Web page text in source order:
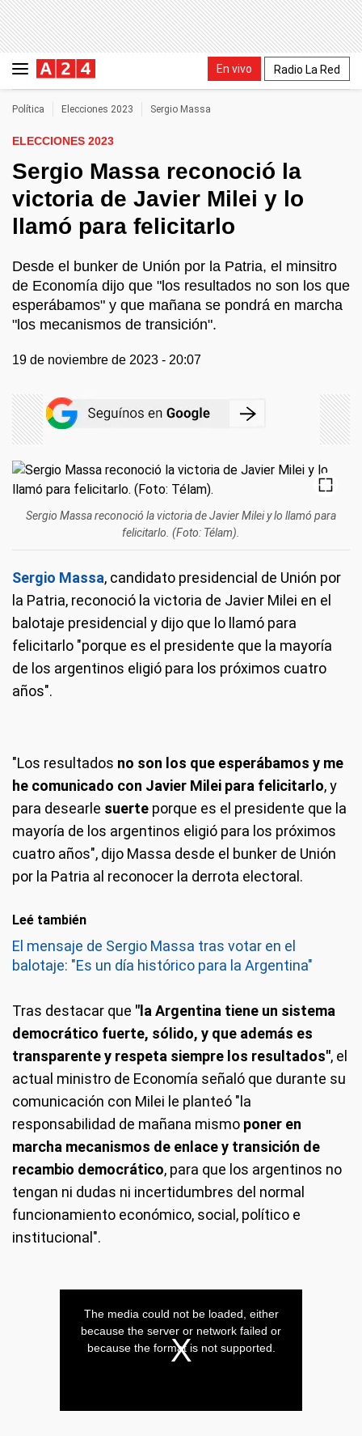
En vivo Radio La Red
Política Elecciones 2023 Sergio Massa
ELECCIONES 2023
Sergio Massa reconoció la
victoria de Javier Milei y lo
llamó para felicitarlo
Desde el bunker de Unión por la Patria, el minsitro
de Economía dijo que "los resultados no son los que
esperábamos" y que mañana se pondrá en marcha
"los mecanismos de transición".
19 de noviembre de 2023 - 20:07
Sergio Massa reconoció la victoria de Javier Milei y lo llamó para
felicitarlo. (Foto: Télam).
Sergio Massa, candidato presidencial de Unión por
la Patria, reconoció la victoria de Javier Milei en el
balotaje presidencial y dijo que lo llamó para
felicitarlo "porque es el presidente que la mayoría
de los argentinos eligió para los próximos cuatro
años".
"Los resultados no son los que esperábamos y me
he comunicado con Javier Milei para felicitarlo, y
para desearle suerte porque es el presidente que la
mayoría de los argentinos eligió para los próximos
cuatro años", dijo Massa desde el bunker de Unión
por la Patria al reconocer la derrota electoral.
Leé también
El mensaje de Sergio Massa tras votar en el
balotaje: "Es un día histórico para la Argentina"
Tras destacar que "la Argentina tiene un sistema
democrático fuerte, sólido, y que además es
transparente y respeta siempre los resultados", el
actual ministro de Economía señaló que durante su
comunicación con Milei le planteó "la
responsabilidad de mañana mismo poner en
marcha mecanismos de enlace y transición de
recambio democrático, para que los argentinos no
tengan ni dudas ni incertidumbres del normal
funcionamiento económico, social, político e
institucional".